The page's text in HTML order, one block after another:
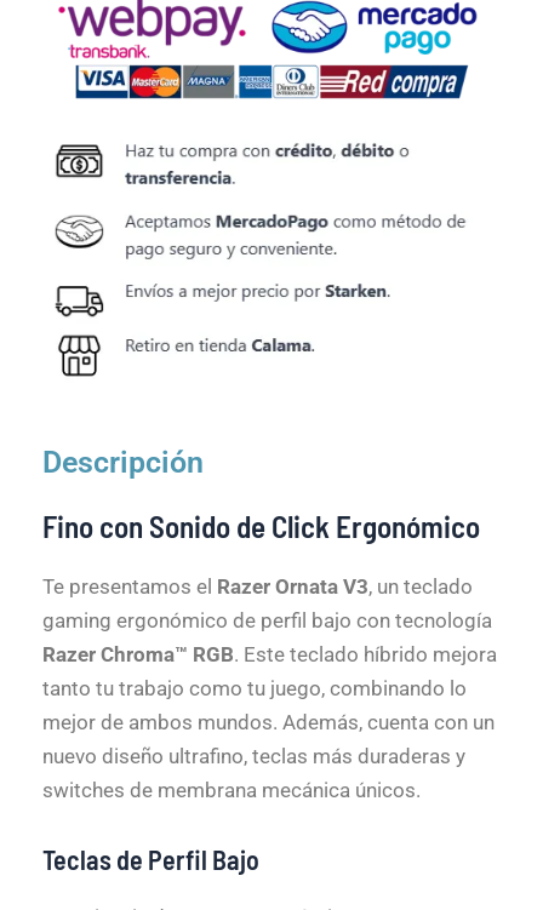
Descripción
Fino con Sonido de Click Ergonómico
Te presentamos el Razer Ornata V3, un teclado
gaming ergonómico de perfil bajo con tecnología
Razer Chroma™ RGB. Este teclado híbrido mejora
tanto tu trabajo como tu juego, combinando lo
mejor de ambos mundos. Además, cuenta con un
nuevo diseño ultrafino, teclas más duraderas y
switches de membrana mecánica únicos.
Teclas de Perfil Bajo